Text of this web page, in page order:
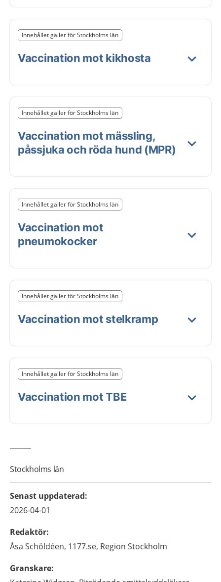
Nedan innehåll gäller region Stockholms län
Innehållet gäller för Stockholms län
Vaccination mot kikhosta
Slut på det regionala tillägget från region Stockholms
Nedan innehåll gäller region Stockholms län
Innehållet gäller för Stockholms län
Vaccination mot mässling,
påssjuka och röda hund (MPR)
Slut på det regionala tillägget från region Stockholms
Nedan innehåll gäller region Stockholms län
Innehållet gäller för Stockholms län
Vaccination mot
pneumokocker
Slut på det regionala tillägget från region Stockholms
Nedan innehåll gäller region Stockholms län
Innehållet gäller för Stockholms län
Vaccination mot stelkramp
Slut på det regionala tillägget från region Stockholms
Nedan innehåll gäller region Stockholms län
Innehållet gäller för Stockholms län
Vaccination mot TBE
Slut på det regionala tillägget från region Stockholms
Stockholms län
Senast uppdaterad:
2026-04-01
Redaktör:
Åsa Schöldéen, 1177.se, Region Stockholm
Granskare: